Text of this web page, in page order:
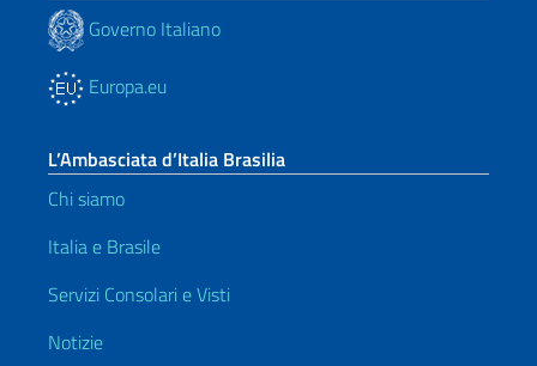
Governo Italiano
Europa.eu
L’Ambasciata d’Italia Brasilia
Chi siamo
Italia e Brasile
Servizi Consolari e Visti
Notizie